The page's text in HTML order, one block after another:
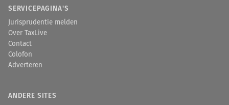
SERVICEPAGINA'S
Jurisprudentie melden
Over TaxLive
Contact
Colofon
Adverteren
ANDERE SITES